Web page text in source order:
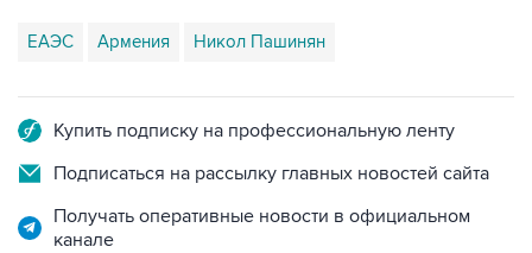
ЕАЭС Армения Никол Пашинян
Купить подписку на профессиональную ленту
Подписаться на рассылку главных новостей сайта
Получать оперативные новости в официальном
канале